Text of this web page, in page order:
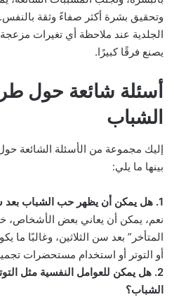
وتحقيق بشرة أكثر صفاءً وثقة
الجلدية عند ملاحظة أي تغيرات
يصنع فرقًا كبيرًا.
أسئلة شائعة حول
الشباب
إليك مجموعة من الأسئلة الشائعة
بينها ما يلي:
1. هل يمكن أن يظهر حب الشباب بعد سن الثلاثين؟
نعم، يمكن أن يعاني بعض الأشخاص،
المتأخر” بعد سن الثلاثين، وغالبًا ما
أو التوتر أو استخدام مستحضرات
2. هل يمكن للعوامل النفسية مثل
الشباب؟